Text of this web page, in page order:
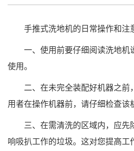
手推式洗地机的日常操作和注
一、使用前要仔细阅读洗地机
使用。
二、在未完全装配好机器之
用者在操作机器前，请仔细检查该
三、在需清洗的区域内，应
响吸扒工作的垃圾。这对您提高工